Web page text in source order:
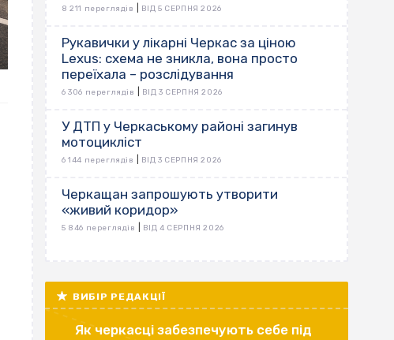
8 211 переглядів ВІД 5 СЕРПНЯ 2026
Рукавички у лікарні Черкас за ціною
Lexus: схема не зникла, вона просто
переїхала – розслідування
6 306 переглядів ВІД 3 СЕРПНЯ 2026
У ДТП у Черкаському районі загинув
мотоцикліст
6 144 переглядів ВІД 3 СЕРПНЯ 2026
Черкащан запрошують утворити
«живий коридор»
5 846 переглядів ВІД 4 СЕРПНЯ 2026
ВИБІР РЕДАКЦІЇ
Як черкасці забезпечують себе під